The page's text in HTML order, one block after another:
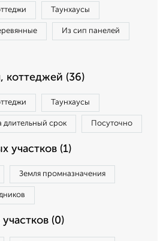
Таунхаусы
Из сип панелей
коттеджей (36)
Таунхаусы
длительный срок Посуточно
участков (1)
Земля промназначения
(0)